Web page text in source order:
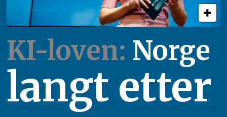
KI-loven: Norge
langt etter